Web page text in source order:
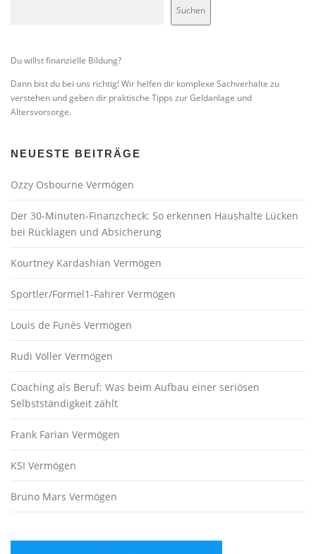
Suchen
Du willst finanzielle Bildung?
Dann bist du bei uns richtig! Wir helfen dir komplexe Sachverhalte zu
verstehen und geben dir praktische Tipps zur Geldanlage und
Altersvorsorge.
NEUESTE BEITRÄGE
Ozzy Osbourne Vermögen
Der 30-Minuten-Finanzcheck: So erkennen Haushalte Lücken
bei Rücklagen und Absicherung
Kourtney Kardashian Vermögen
Sportler/Formel1-Fahrer Vermögen
Louis de Funès Vermögen
Rudi Völler Vermögen
Coaching als Beruf: Was beim Aufbau einer seriösen
Selbstständigkeit zählt
Frank Farian Vermögen
KSI Vermögen
Bruno Mars Vermögen